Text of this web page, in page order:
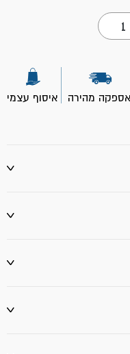
אספקה מהירה איסוף עצמי